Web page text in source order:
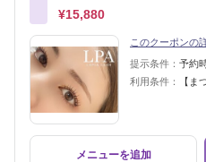
¥15,880
このクーポンの
提示条件： 予約
利用条件：
【ま
メニューを追加